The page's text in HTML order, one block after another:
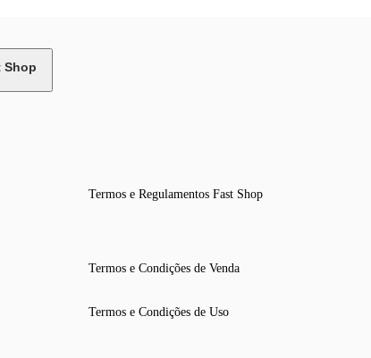
Shop
Termos e Regulamentos Fast Shop
Termos e Condições de Venda
Termos e Condições de Uso